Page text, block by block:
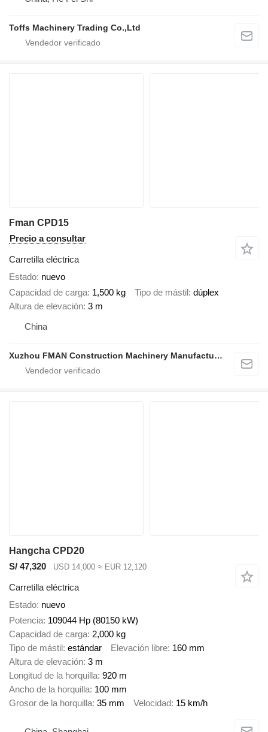
Toffs Machinery Trading Co.,Ltd
Fman CPD15
Precio a consultar
Carretilla eléctrica
Estado nuevo
Capacidad de carga 1,500 kg Tipo de mástil dúplex
Altura de elevación 3 m
China
Xuzhou FMAN Construction Machinery Manufacture Co., Ltd.
Hangcha CPD20
S/ 47,320
USD 14,000 ≈ EUR 12,120
Carretilla eléctrica
Estado nuevo
Potencia 109044 Hp (80150 kW)
Capacidad de carga 2,000 kg
Tipo de mástil estándar Elevación libre 160 mm
Altura de elevación 3 m
Longitud de la horquilla 920 m
Ancho de la horquilla 100 mm
Grosor de la horquilla 35 mm Velocidad 15 km/h